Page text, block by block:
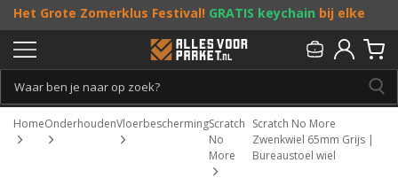
Het Grote Zomerklus Festival! GRATIS keychain bij elke
bestelling vanaf €25, entoffe acties! Doe je mee?
Persoonlijk & gratis advies:013 - 207 00 01
HomeOnderhoudenVloerbeschermingScratch
No
More
Scratch No More
Zwenkwiel 65mm Grijs |
Bureaustoel wiel